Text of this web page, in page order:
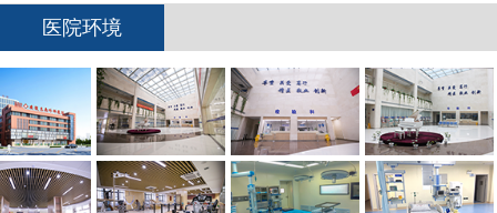
医院环境
顶(3)
转发
陈雨
东南外科医院在各方面还是蛮好的，尤其是
技术，效果很好，脑瘫治疗几个月，也治好
了，太感谢胡大勇主任医生了！